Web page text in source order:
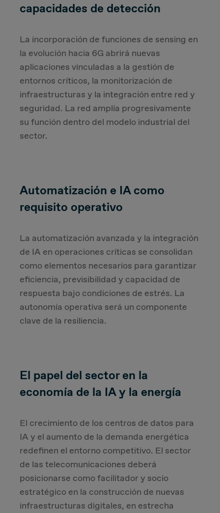
capacidades de detección
La incorporación de funciones de sensing en
la evolución hacia 6G abrirá nuevas
aplicaciones vinculadas a la gestión de
entornos críticos, la monitorización de
infraestructuras y la integración entre red y
seguridad. La red amplía progresivamente
su función dentro del modelo industrial del
sector.
Automatización e IA como
requisito operativo
La automatización avanzada y la integración
de IA en operaciones críticas se consolidan
como elementos necesarios para garantizar
eficiencia, previsibilidad y capacidad de
respuesta bajo condiciones de estrés. La
autonomía operativa será un componente
clave de la resiliencia.
El papel del sector en la
economía de la IA y la energía
El crecimiento de los centros de datos para
IA y el aumento de la demanda energética
redefinen el entorno competitivo. El sector
de las telecomunicaciones deberá
posicionarse como facilitador y socio
estratégico en la construcción de nuevas
infraestructuras digitales, en estrecha